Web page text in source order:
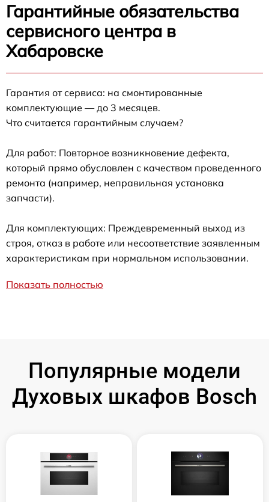
Гарантийные обязательства
сервисного центра в
Хабаровске
Гарантия от сервиса: на смонтированные
комплектующие — до 3 месяцев.
Что считается гарантийным случаем?
Для работ: Повторное возникновение дефекта,
который прямо обусловлен с качеством проведенного
ремонта (например, неправильная установка
запчасти).
Для комплектующих: Преждевременный выход из
строя, отказ в работе или несоответствие заявленным
характеристикам при нормальном использовании.
Показать полностью
Популярные модели
Духовых шкафов Bosch